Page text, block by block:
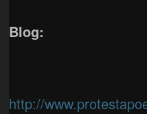
Blog:
http://